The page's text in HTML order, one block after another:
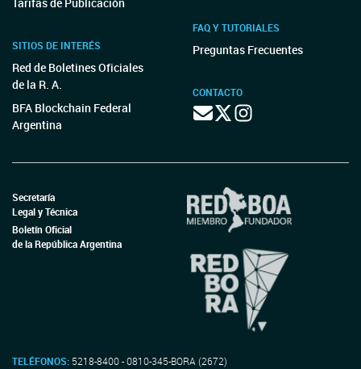
SITIOS DE INTERÉS
Red de Boletines Oficiales
de la R. A.
BFA Blockchain Federal
Argentina
FAQ Y TUTORIALES
Preguntas Frecuentes
CONTACTO
Secretaría
Legal y Técnica
Boletín Oficial
de la República Argentina
TELÉFONOS: 5218-8400 - 0810-345-BORA (2672)